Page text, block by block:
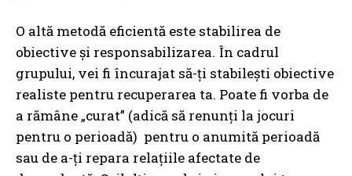
O altă metodă eficientă este stabilirea de
obiective și responsabilizarea. În cadrul
grupului, vei fi încurajat să-ți stabilești obiective
realiste pentru recuperarea ta. Poate fi vorba de
a rămâne „curat” (adică să renunți la jocuri
pentru o perioadă) pentru o anumită perioadă
sau de a-ți repara relațiile afectate de